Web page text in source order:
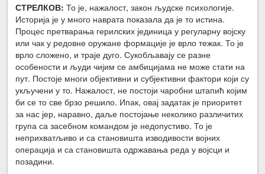
СТРЕЛКОВ:То је, нажалост, закон људске психологије.
Историја је у много наврата показала да је то истина.
Процес претварања герилских јединица у регуларну војску
или чак у редовне оружане формације је врло тежак. То је
врло сложено, и траје дуго. Сукобљавају се разне
особености и људи чијим се амбицијама не може стати на
пут. Постоје многи објективни и субјективни фактори који су
укључени у то. Нажалост, не постоји чаробни штапић којим
би се то све брзо решило. Ипак, овај задатак је приоритет
за нас јер, наравно, даље постојање неколико различитих
група са засебном командом је недопустиво. То је
неприхватљиво и са становишта изводивости војних
операција и са становишта одржавања реда у војсци и
позадини.